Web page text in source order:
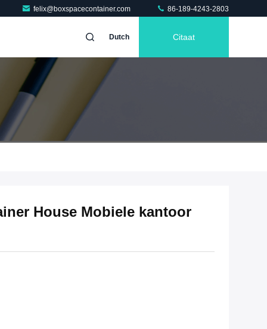
felix@boxspacecontainer.com 86-189-4243-2803
Dutch Citaat
House Mobiele kantoor